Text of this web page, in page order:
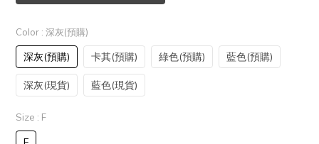
Color : 深灰(預購)
深灰(預購) 卡其(預購) 綠色(預購) 藍色(預購)
深灰(現貨) 藍色(現貨)
Size : F